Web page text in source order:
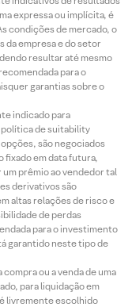
expressa ou implícita, é
condições de mercado, o
empresa e do setor
resultar até mesmo
para o
garantias sobre o
indicado para
de suitability
são negociados
fixado em data futura,
prêmio ao vendedor tal
derivativos são
altas relações de risco e
de perdas
para o investimento
garantido neste tipo de
ou a venda de uma
para liquidação em
livremente escolhido